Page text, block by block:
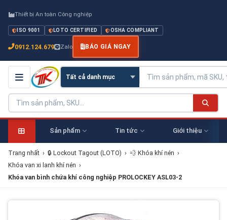
Thiết bị An toàn Công nghiệp
ISO 9001 LOTO CERTIFIED OSHA COMPLIANT
0912.124.679 Zalo BÁO GIÁ NGAY
Sản phẩm Tin tức Giới thiệu
Trang nhất › 🔒 Lockout Tagout (LOTO) › 💨 Khóa khí nén ›
Khóa van xi lanh khí nén ›
Khóa van bình chứa khí công nghiệp PROLOCKEY ASL03-2